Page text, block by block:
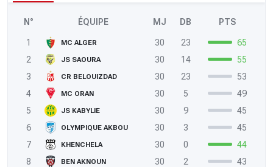
N° ÉQUIPE MJ DB PTS
1 MC ALGER 30 23
65
2
JS SAOURA 30 14
55
3
CR BELOUIZDAD 30 23
53
4
MC ORAN 30 5
49
5
JS KABYLIE 30 9
45
6
OLYMPIQUE AKBOU 30 3
45
7
KHENCHELA 30 0
44
8
BEN AKNOUN 30 2
43